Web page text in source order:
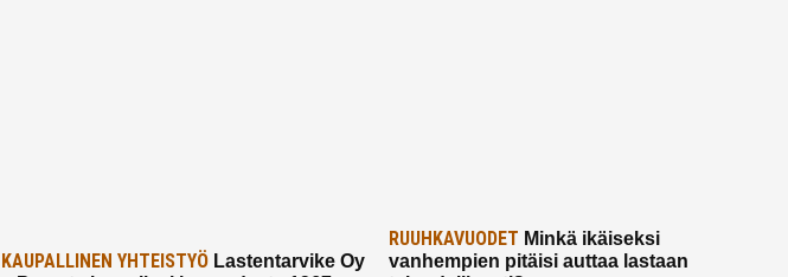
KAUPALLINEN YHTEISTYÖLastentarvike Oy
RUUHKAVUODET Minkä ikäiseksi
vanhempien pitäisi auttaa lastaan